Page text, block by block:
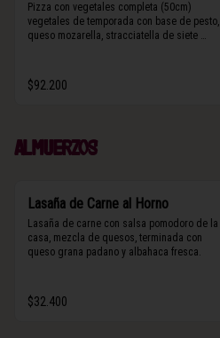
Pizza con vegetales completa (50cm)
vegetales de temporada con base de pesto,
queso mozarella, stracciatella de siete
padano y albahaca fresca.
$92.200
Almuerzos
Lasaña de Carne al Horno
Lasaña de carne con salsa pomodoro de la
casa, mezcla de quesos, terminada con
queso grana padano y albahaca fresca.
$32.400